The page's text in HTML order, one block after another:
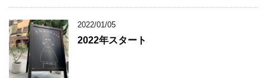
2022/01/05
2022年スタート